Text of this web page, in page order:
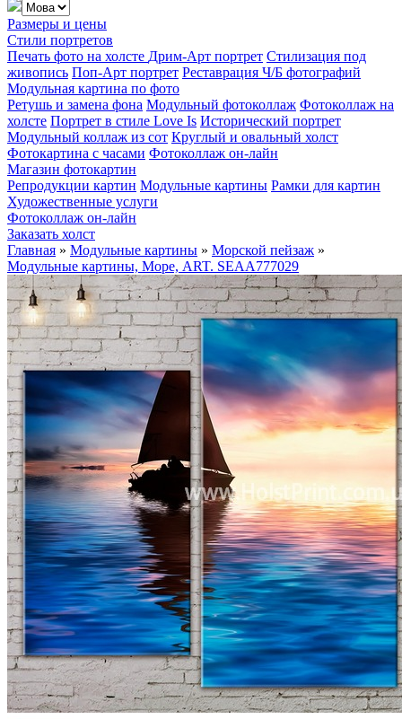
Размеры и цены
Стили портретов
Печать фото на холсте Дрим-Арт портрет Стилизация под
живопись Поп-Арт портрет Реставрация Ч/Б фотографий
Модульная картина по фото
Ретушь и замена фона Модульный фотоколлаж Фотоколлаж на
холсте Портрет в стиле Love Is Исторический портрет
Модульный коллаж из сот Круглый и овальный холст
Фотокартина с часами Фотоколлаж он-лайн
Магазин фотокартин
Репродукции картин Модульные картины Рамки для картин
Художественные услуги
Фотоколлаж он-лайн
Заказать холст
Главная » Модульные картины » Морской пейзаж »
Модульные картины, Море, ART. SEAA777029